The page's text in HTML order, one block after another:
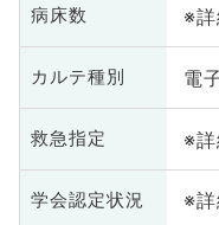
病床数 ※
カルテ種別 電
救急指定 ※
学会認定状況 ※